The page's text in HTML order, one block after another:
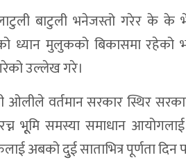
बाटुली भनेजस्तो गरेर के के
मुलुकको बिकासमा रहेको
उल्लेख गरे।
ओलीले वर्तमान सरकार स्थिर
भूूमि समस्या समाधान
अबको दुुई साताभित्र पूर्णता दिन